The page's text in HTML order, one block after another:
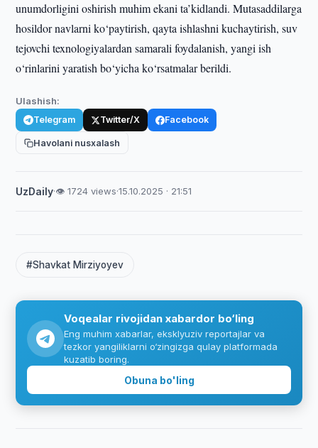
unumdorligini oshirish muhim ekani ta’kidlandi. Mutasaddilarga
hosildor navlarni ko‘paytirish, qayta ishlashni kuchaytirish, suv
tejovchi texnologiyalardan samarali foydalanish, yangi ish
o‘rinlarini yaratish bo‘yicha ko‘rsatmalar berildi.
Ulashish:
Telegram Twitter/X Facebook
Havolani nusxalash
UzDaily·👁 1724 views·15.10.2025 · 21:51
#Shavkat Mirziyoyev
Voqealar rivojidan xabardor bo‘ling
Eng muhim xabarlar, eksklyuziv reportajlar va
tezkor yangiliklarni o‘zingizga qulay platformada
kuzatib boring.
Obuna bo'ling